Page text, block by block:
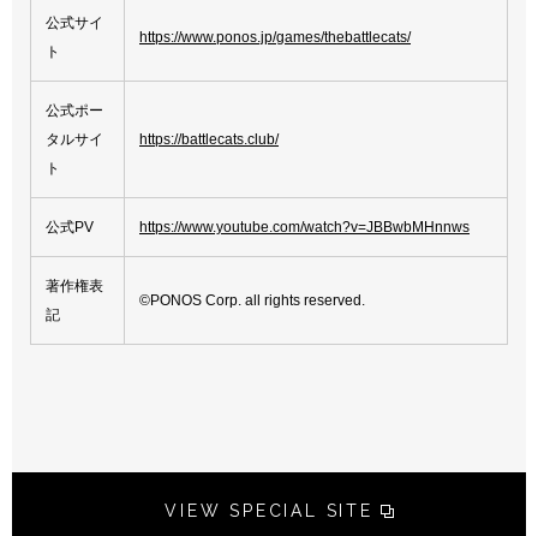
公式サイ
ト
https://www.ponos.jp/games/thebattlecats/
公式ポー
タルサイ
ト
https://battlecats.club/
公式PV https://www.youtube.com/watch?v=JBBwbMHnnws
著作権表
記
©PONOS Corp. all rights reserved.
VIEW SPECIAL SITE